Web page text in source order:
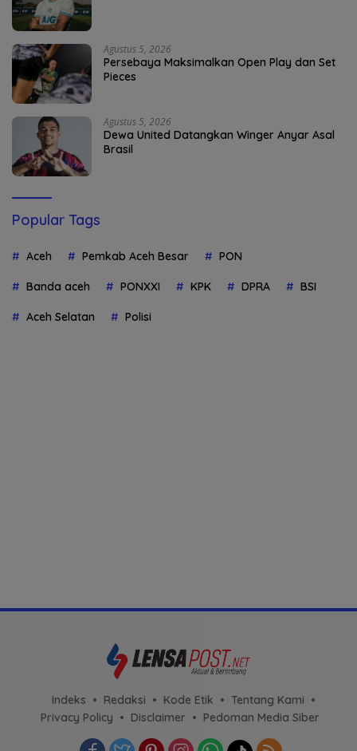
Agustus 5, 2026
Persebaya Maksimalkan Open Play dan Set
Pieces
Agustus 5, 2026
Dewa United Datangkan Winger Anyar Asal
Brasil
Popular Tags
Aceh Pemkab Aceh Besar PON
Banda aceh PONXXI KPK DPRA BSI
Aceh Selatan Polisi
Indeks Redaksi Kode Etik
Tentang Kami
Privacy Policy
Disclaimer Pedoman Media Siber